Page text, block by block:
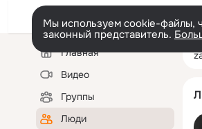
Мы используем cookie-файлы,
законный представитель.
Левая
колонкаГлавная
Видео
Группы
Люди